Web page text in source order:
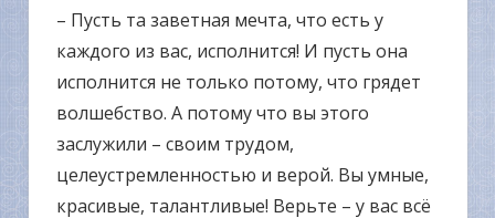
– Пусть та заветная мечта, что есть у
каждого из вас, исполнится! И пусть она
исполнится не только потому, что грядет
волшебство. А потому что вы этого
заслужили – своим трудом,
целеустремленностью и верой. Вы умные,
красивые, талантливые! Верьте – у вас всё